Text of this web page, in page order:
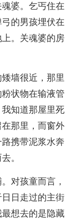
婆。乞丐住在
的男孩埋伏在
。关魂婆的房
墙很近，那里
状物在输液管
知道那屋里死
那里，而窗外
携带泥浆水奔
。
对孩童而言，
日走过的主街
想去的是隐藏